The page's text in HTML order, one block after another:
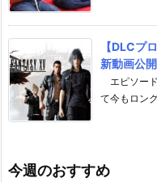
【DLCプ
新動画公
エピソー
て今もロン
今週のおすすめ